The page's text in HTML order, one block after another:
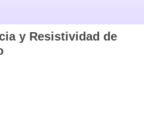
y Resistividad de